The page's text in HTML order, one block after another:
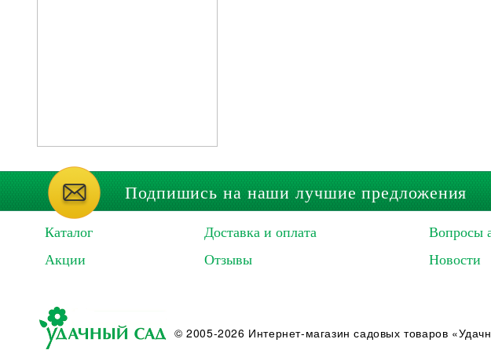
Подпишись на наши лучшие предложения
Каталог
Акции
Доставка и оплата
Отзывы
Вопросы
Новости
© 2005-2026 Интернет-магазин садовых товаров